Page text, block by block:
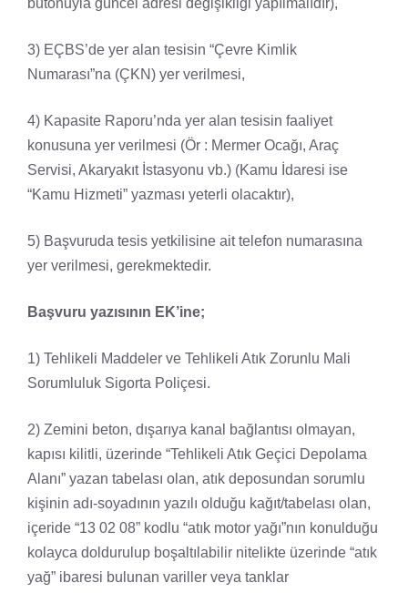
butonuyla güncel adresi değişikliği yapılmalıdır),
3) EÇBS’de yer alan tesisin “Çevre Kimlik
Numarası”na (ÇKN) yer verilmesi,
4) Kapasite Raporu’nda yer alan tesisin faaliyet
konusuna yer verilmesi (Ör : Mermer Ocağı, Araç
Servisi, Akaryakıt İstasyonu vb.) (Kamu İdaresi ise
“Kamu Hizmeti” yazması yeterli olacaktır),
5) Başvuruda tesis yetkilisine ait telefon numarasına
yer verilmesi, gerekmektedir.
Başvuru yazısının EK’ine;
1) Tehlikeli Maddeler ve Tehlikeli Atık Zorunlu Mali
Sorumluluk Sigorta Poliçesi.
2) Zemini beton, dışarıya kanal bağlantısı olmayan,
kapısı kilitli, üzerinde “Tehlikeli Atık Geçici Depolama
Alanı” yazan tabelası olan, atık deposundan sorumlu
kişinin adı-soyadının yazılı olduğu kağıt/tabelası olan,
içeride “13 02 08” kodlu “atık motor yağı”nın konulduğu
kolayca doldurulup boşaltılabilir nitelikte üzerinde “atık
yağ” ibaresi bulunan variller veya tanklar